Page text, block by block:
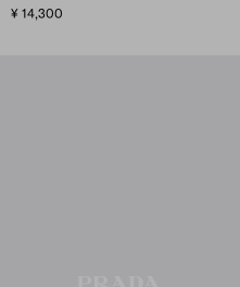
¥ 14,300